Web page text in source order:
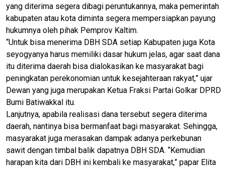
yang diterima segera dibagi peruntukannya, maka pemerintah
kabupaten atau kota diminta segera mempersiapkan payung
hukumnya oleh pihak Pemprov Kaltim.
“Untuk bisa menerima DBH SDA setiap Kabupaten juga Kota
seyogyanya harus memiliki dasar hukum jelas, agar saat dana
itu diterima daerah bisa dialokasikan ke masyarakat bagi
peningkatan perekonomian untuk kesejahteraan rakyat,” ujar
Dewan yang juga merupakan Ketua Fraksi Partai Golkar DPRD
Bumi Batiwakkal itu.
Lanjutnya, apabila realisasi dana tersebut segera diterima
daerah, nantinya bisa bermanfaat bagi masyarakat. Sehingga,
masyarakat juga merasakan dampak adanya perkebunan
sawit dengan timbal balik dapatnya DBH SDA. “Kemudian
harapan kita dari DBH ini kembali ke masyarakat,” papar Elita